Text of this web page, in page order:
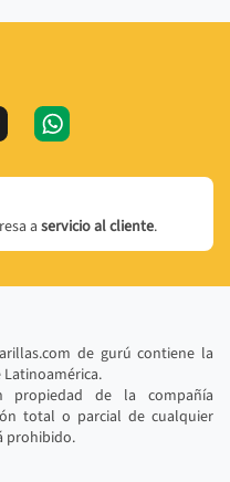
aservicio al cliente.
de gurú contiene la
Latinoamérica.
propiedad de la compañía
total o parcial de cualquier
prohibido.